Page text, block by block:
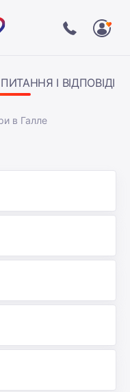
ПИТАННЯ І ВІДПОВІДІ
в Галле